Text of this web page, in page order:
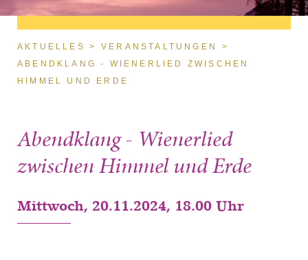
Sie sind hier
AKTUELLES
VERANSTALTUNGEN
ABENDKLANG - WIENERLIED ZWISCHEN
HIMMEL UND ERDE
Abendklang - Wienerlied
zwischen Himmel und Erde
Mittwoch, 20.11.2024, 18.00 Uhr